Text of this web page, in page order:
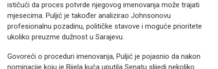
ističući da proces potvrde njegovog imenovanja može trajati
mjesecima. Puljić je također analizirao Johnsonovu
profesionalnu pozadinu, političke stavove i moguće prioritete
ukoliko preuzme dužnost u Sarajevu.
Govoreći o proceduri imenovanja, Puljić je pojasnio da nakon
nominacije koju je Bijela kuća uputila Senatu slijedi nekoliko